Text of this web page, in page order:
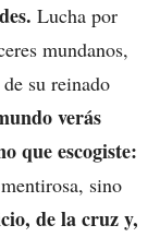
Lucha por
mundanos,
su reinado
verás
que escogiste:
sino
de la cruz y,